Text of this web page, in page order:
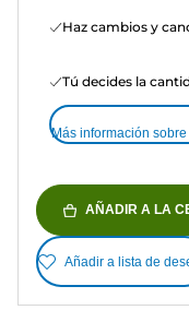
Haz cambios y
Tú decides la
Más información
AÑADIR A LA
Añadir a lista de